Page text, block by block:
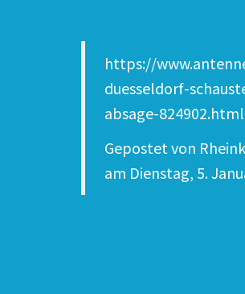
https://
duesseldorf-
absage-824902.html
Gepostet von
am Dienstag, 5.